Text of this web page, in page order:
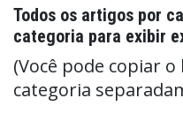
Todos os artigos por
categoria para exibir
(Você pode copiar o
categoria